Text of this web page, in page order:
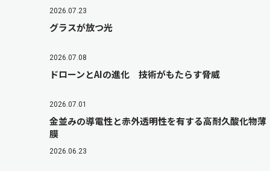
2026.07.23
グラスが放つ光
2026.07.08
ドローンとAIの進化 技術がもたらす脅威
2026.07.01
金並みの導電性と赤外透明性を有する高耐久酸化物薄
膜
2026.06.23